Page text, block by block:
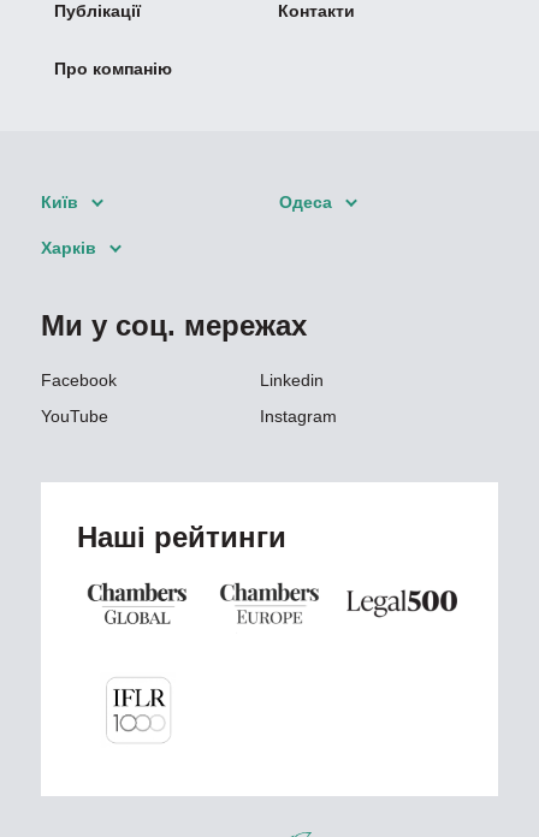
Публікації Контакти
Про компанію
Київ Одеса
Харків
Ми у соц. мережах
Facebook
Linkedin
YouTube
Instagram
Наші рейтинги